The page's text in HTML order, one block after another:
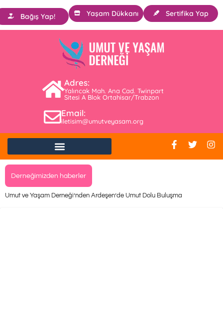
Sertifika Yap
Yaşam Dükkanı
Bağış Yap!
Adres:
Yalıncak Mah. Ana Cad. Twinpart
Sitesi A Blok Ortahisar/Trabzon
Email:
iletisim@umutveyasam.org
Derneğimizden haberler
Umut ve Yaşam Derneği’nden Ardeşen’de Umut Dolu Buluşma